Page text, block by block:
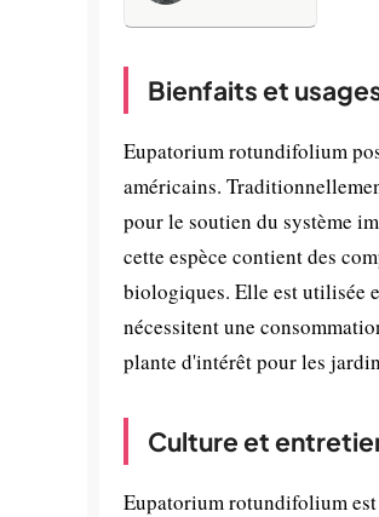
Bienfaits et
Eupatorium rotundifolium
américains.
pour le soutien du système
cette espèce contient des
biologiques. Elle est utilisée
nécessitent une
plante d'intérêt pour les
Culture et
Eupatorium rotundifolium